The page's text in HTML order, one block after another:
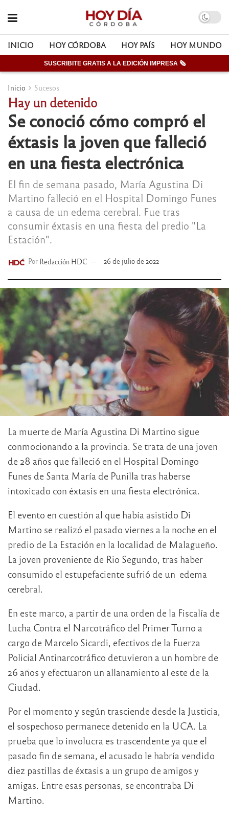
INICIO HOY CÓRDOBA HOY PAÍS HOY MUNDO
SUSCRIBITE GRATIS A LA EDICIÓN IMPRESA 🗞
Inicio Sucesos
Hay un detenido
Se conoció cómo compró el
éxtasis la joven que falleció
en una fiesta electrónica
El fin de semana pasado, María Agustina Di
Martino falleció en el Hospital Domingo Funes
a causa de un edema cerebral. Fue tras
consumir éxtasis en una fiesta del predio "La
Estación".
Por Redacción HDC 26 de julio de 2022
La muerte de María Agustina Di Martino sigue
conmocionando a la provincia. Se trata de una joven
de 28 años que falleció en el Hospital Domingo
Funes de Santa María de Punilla tras haberse
intoxicado con éxtasis en una fiesta electrónica.
El evento en cuestión al que había asistido Di
Martino se realizó el pasado viernes a la noche en el
predio de La Estación en la localidad de Malagueño.
La joven proveniente de Rio Segundo, tras haber
consumido el estupefaciente sufrió de un edema
cerebral.
En este marco, a partir de una orden de la Fiscalía de
Lucha Contra el Narcotráfico del Primer Turno a
cargo de Marcelo Sicardi, efectivos de la Fuerza
Policial Antinarcotráfico detuvieron a un hombre de
26 años y efectuaron un allanamiento al este de la
Ciudad.
Por el momento y según trasciende desde la Justicia,
el sospechoso permanece detenido en la UCA. La
prueba que lo involucra es trascendente ya que el
pasado fin de semana, el acusado le habría vendido
diez pastillas de éxtasis a un grupo de amigos y
amigas. Entre esas personas, se encontraba Di
Martino.